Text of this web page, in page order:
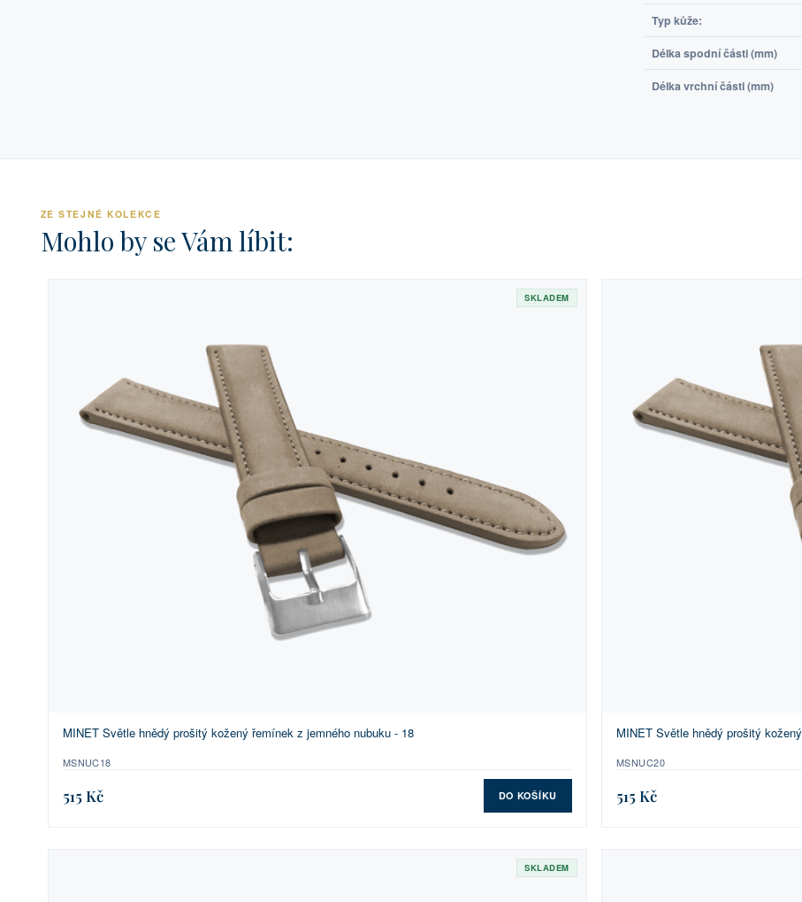
Typ kůže:
Délka spodní části (mm)
Délka vrchní části (mm)
ZE STEJNÉ KOLEKCE
Mohlo by se Vám líbit:
SKLADEM
MINET Světle hnědý prošitý kožený řemínek z jemného nubuku - 18
MSNUC18
515 Kč DO KOŠÍKU
MINET Světle hnědý prošitý
MSNUC20
515 Kč
SKLADEM